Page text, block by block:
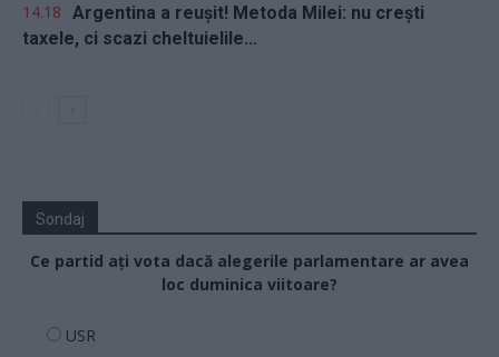
14.18 Argentina a reușit! Metoda Milei: nu crești
taxele, ci scazi cheltuielile...
Sondaj
Ce partid ați vota dacă alegerile parlamentare ar avea
loc duminica viitoare?
USR